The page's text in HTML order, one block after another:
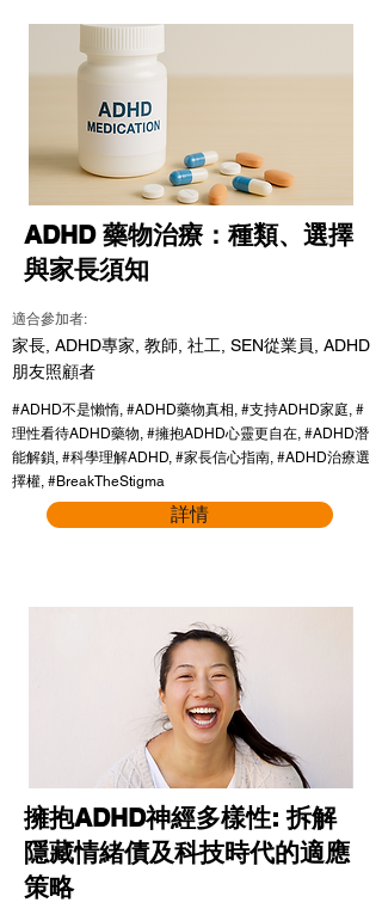
ADHD 藥物治療：種類、選擇
與家長須知
適合參加者:
家長, ADHD專家, 教師, 社工, SEN從業員, ADHD
朋友照顧者
#ADHD不是懶惰, #ADHD藥物真相, #支持ADHD家庭, #
理性看待ADHD藥物, #擁抱ADHD心靈更自在, #ADHD潛
能解鎖, #科學理解ADHD, #家長信心指南, #ADHD治療選
擇權, #BreakTheStigma
詳情
擁抱ADHD神經多樣性: 拆解
隱藏情緒債及科技時代的適應
策略